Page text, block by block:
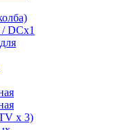
DCx1
x 3)